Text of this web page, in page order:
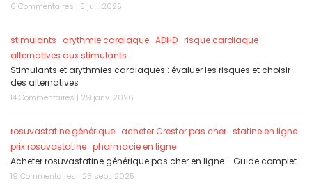
6 Commentaires | 5 juil. 2025
stimulants arythmie cardiaque ADHD risque cardiaque
alternatives aux stimulants
Stimulants et arythmies cardiaques : évaluer les risques et choisir
des alternatives
14 Commentaires | 29 janv. 2026
rosuvastatine générique acheter Crestor pas cher statine en ligne
prix rosuvastatine pharmacie en ligne
Acheter rosuvastatine générique pas cher en ligne - Guide complet
19 Commentaires | 25 sept. 2025